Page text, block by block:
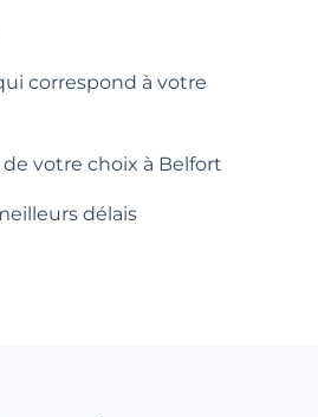
correspond à votre
votre choix à Belfort
délais